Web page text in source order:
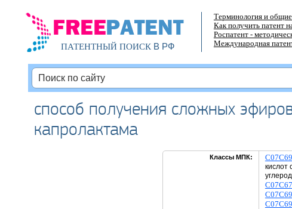
ПАТЕНТНЫЙ ПОИСКВ РФ
Терминология и
Как получить патент
Роспатент -
Международная
способ получения сложных
капролактама
Классы МПК:
кислот